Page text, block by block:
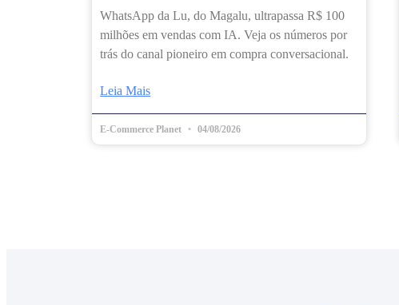
WhatsApp da Lu, do Magalu, ultrapassa R$ 100
milhões em vendas com IA. Veja os números por
trás do canal pioneiro em compra conversacional.
Leia Mais
E-Commerce Planet 04/08/2026